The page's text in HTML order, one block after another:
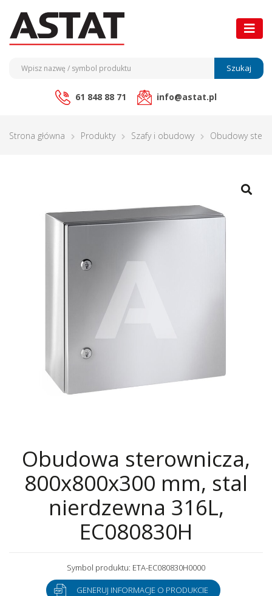
Szukaj
61 848 88 71 info@astat.pl
Strona główna Produkty Szafy i obudowy Obudowy
Obudowa sterownicza,
800x800x300 mm, stal
nierdzewna 316L,
EC080830H
Symbol produktu: ETA-EC080830H0000
GENERUJ INFORMACJE O PRODUKCIE